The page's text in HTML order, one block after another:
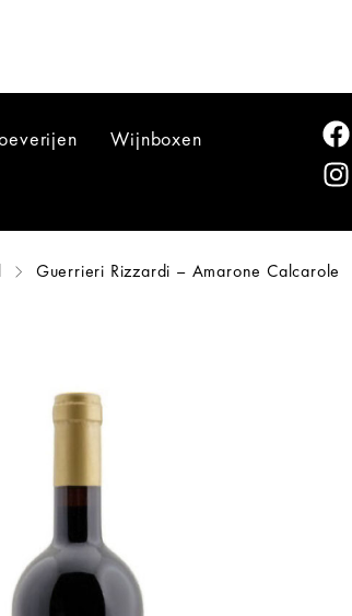
Wijnboxen
Guerrieri Rizzardi – Amarone Calcarole